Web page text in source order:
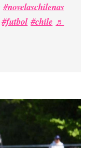
#novelaschilenas
#futbol #chile ♬